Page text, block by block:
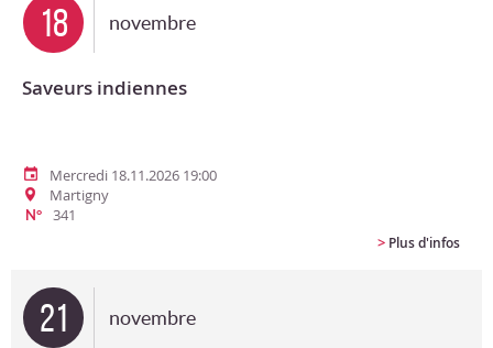
18 novembre
Saveurs indiennes
Mercredi 18.11.2026 19:00
Martigny
N°
341
> Plus d'infos
21 novembre